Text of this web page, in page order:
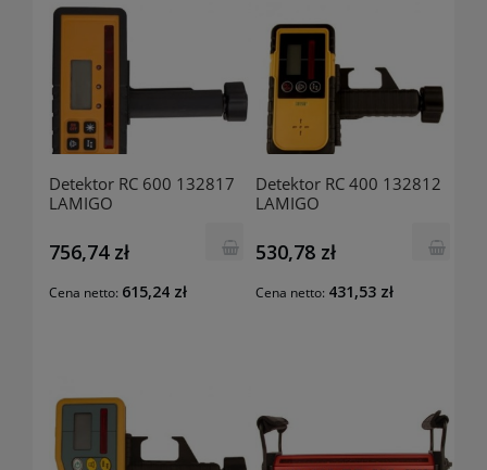
Detektor RC 600 132817
LAMIGO
756,74 zł
Cena netto: 615,24 zł
Detektor RC 400 132812
LAMIGO
530,78 zł
Cena netto: 431,53 zł